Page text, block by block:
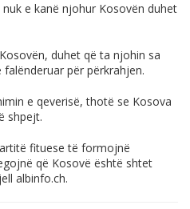
e kanë njohur Kosovën duhet
duhet që ta njohin sa
falënderuar për përkrahjen.
e qeverisë, thotë se Kosova
shpejt.
fituese të formojnë
që Kosovë është shtet
albinfo.ch.